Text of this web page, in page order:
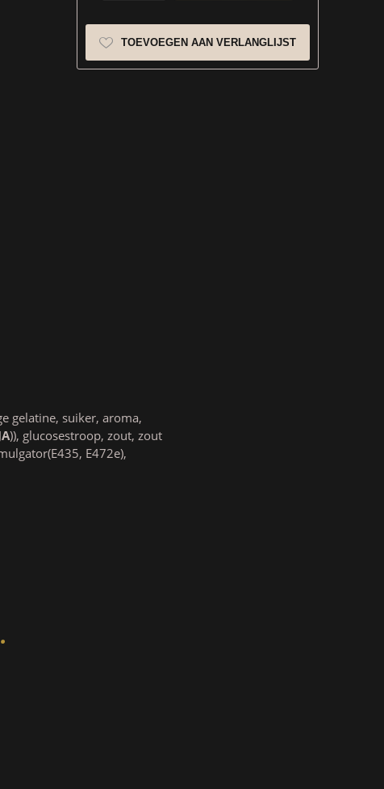
TOEVOEGEN AAN VERLANGLIJST
gelatine, suiker, aroma,
)), glucosestroop, zout, zout
E472e),